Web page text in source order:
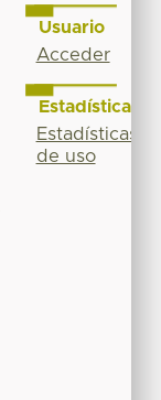
Usuario
Acceder
Estadísticas
Estadísticas
de uso